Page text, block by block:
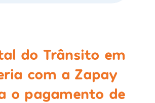
do Trânsito em
com a Zapay
o pagamento de